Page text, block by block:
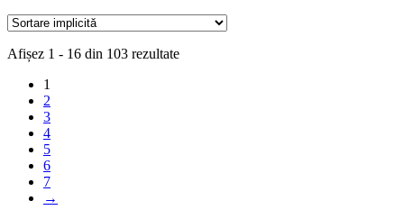
Afișez 1 - 16 din 103 rezultate
1
2
3
4
5
6
7
→